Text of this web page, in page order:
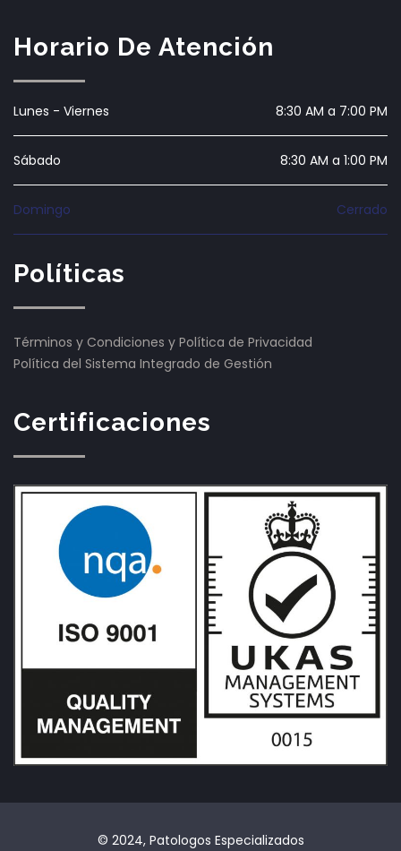
Horario De Atención
Lunes - Viernes 8:30 AM a 7:00 PM
Sábado 8:30 AM a 1:00 PM
Domingo Cerrado
Políticas
Términos y Condiciones y Política de Privacidad
Política del Sistema Integrado de Gestión
Certificaciones
© 2024, Patologos Especializados